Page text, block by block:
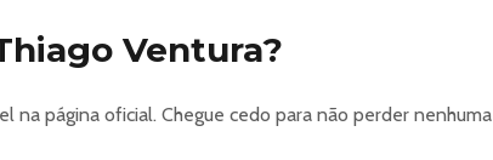
Ventura?
página oficial. Chegue cedo para não perder nenhuma